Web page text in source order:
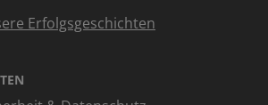
Erfolgsgeschichten